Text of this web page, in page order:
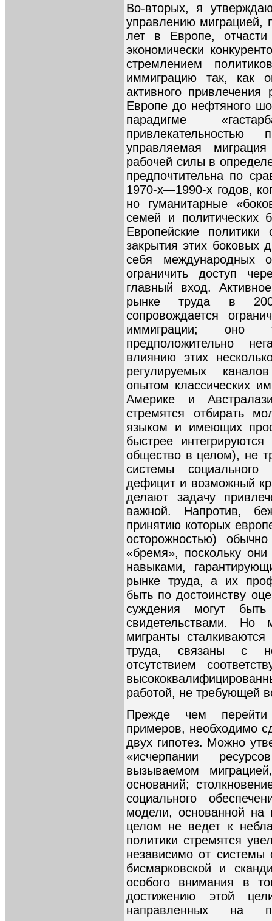
Во-вторых, я
управлению миграцией,
лет в Европе,
экономически
стремлением
иммиграцию так, как
активного
Европе до нефтяного
парадигме
управляемая
рабочей силы в
предпочтительна по
1970-x—1990-х годов,
но гуманитарные
семей и политических
Европейские политики
закрытия этих боковых
себя международных
ограничить доступ
главный вход.
рынке труда в
сопровождается
иммиграции; оно
предположительно
влиянию этих
регулируемых
опытом классических
Америке и
стремятся отбирать
языком и имеющих
быстрее
общество в целом), не
системы социального
дефицит и возможный
делают задачу
важной. Напротив,
принятию которых
осторожностью)
«бремя», поскольку
навыками,
рынке труда, а их
быть по достоинству
суждения могут быть
свидетельствами. Но
мигранты
труда, связаны с
отсутствием
работой, не требующей
Прежде чем перейти
примеров, необходимо
двух гипотез. Можно
«исчерпании
вызываемом
оснований;
социального
модели, основанной на
целом не ведет к
политики стремятся
независимо от системы
бисмарковской и
особого внимания в
достижению этой
направленных на